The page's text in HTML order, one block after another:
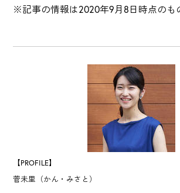
※記事の情報は2020年9月8日時点のも
【PROFILE】
菅未里（かん・みさと）